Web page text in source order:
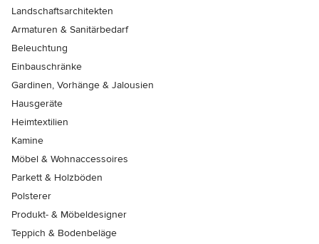
Landschaftsarchitekten
Armaturen & Sanitärbedarf
Beleuchtung
Einbauschränke
Gardinen, Vorhänge & Jalousien
Hausgeräte
Heimtextilien
Kamine
Möbel & Wohnaccessoires
Parkett & Holzböden
Polsterer
Produkt- & Möbeldesigner
Teppich & Bodenbeläge